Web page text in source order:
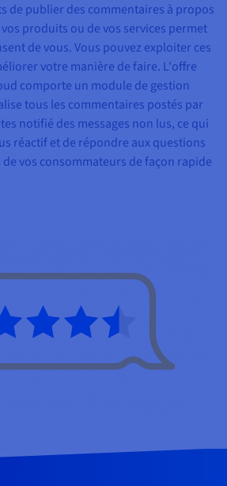
de publier des commentaires à propos
produits ou de vos services permet
de vous. Vous pouvez exploiter ces
votre manière de faire. L'offre
comporte un module de gestion
tous les commentaires postés par
notifié des messages non lus, ce qui
réactif et de répondre aux questions
vos consommateurs de façon rapide